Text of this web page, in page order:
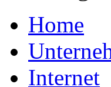
Home
Internet